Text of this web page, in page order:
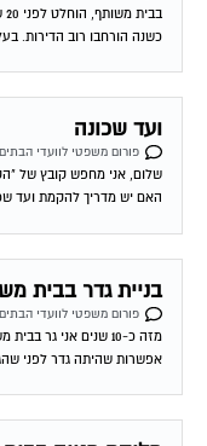
כשנה הורחבו רוב הדירות.
ועד שכונה
פורום משפטי לוועדי הבתים
שלום, אני מחפש קובץ של
האם יש מדריך להקמת ועד
בניית גדר בבית
פורום משפטי לוועדי הבתים
אפשרות שהיתה גדר לפני